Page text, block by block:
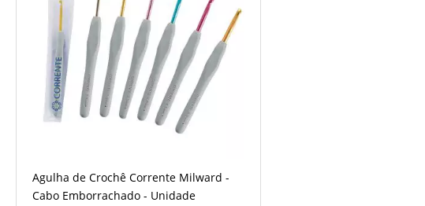
Agulha de Crochê Corrente Milward -
Cabo Emborrachado - Unidade